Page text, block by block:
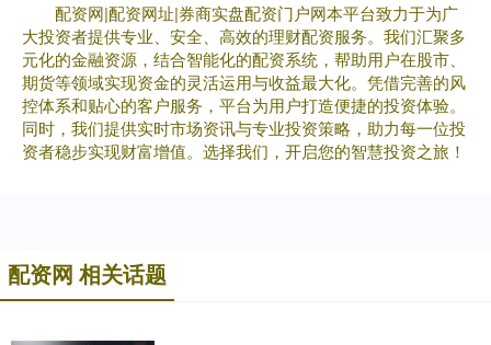
配资网|配资网址|券商实盘配资门户网本平台致力于为广
大投资者提供专业、安全、高效的理财配资服务。我们汇聚多
元化的金融资源，结合智能化的配资系统，帮助用户在股市、
期货等领域实现资金的灵活运用与收益最大化。凭借完善的风
控体系和贴心的客户服务，平台为用户打造便捷的投资体验。
同时，我们提供实时市场资讯与专业投资策略，助力每一位投
资者稳步实现财富增值。选择我们，开启您的智慧投资之旅！
配资网 相关话题